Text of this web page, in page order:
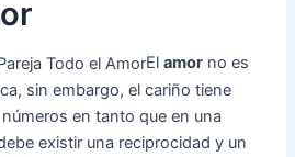
Elamor no es
sin embargo, el cariño tiene
en tanto que en una
existir una reciprocidad y un